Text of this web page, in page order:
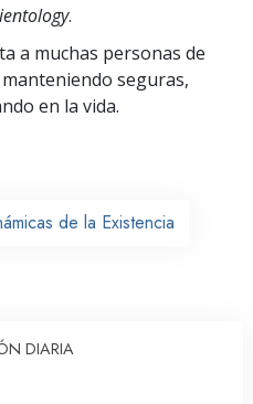
.
a muchas personas de
seguras,
en la vida.
de la Existencia
DIARIA